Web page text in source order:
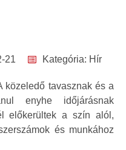
21 Kategória: Hír
közeledő tavasznak és a
enyhe időjárásnak
előkerültek a szín alól,
és munkához